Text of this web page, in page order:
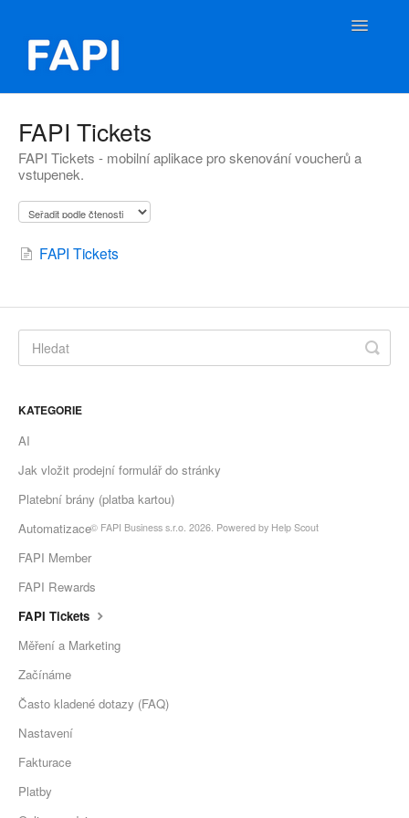
Toggle
Kontakt
FAPI Tickets
FAPI Tickets - mobilní aplikace pro skenování voucherů a
vstupenek.
FAPI Tickets
KATEGORIE
AI
Jak vložit prodejní formulář do stránky
Platební brány (platba kartou)
Automatizace
FAPI Member
FAPI Rewards
FAPI Tickets
Měření a Marketing
Začínáme
Často kladené dotazy (FAQ)
Nastavení
Fakturace
Platby
© FAPI Business s.r.o. 2026. Powered by Help Scout